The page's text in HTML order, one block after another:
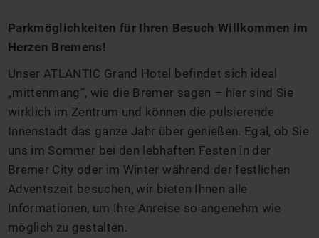
Parkmöglichkeiten für Ihren Besuch Willkommen im
Herzen Bremens!
Unser ATLANTIC Grand Hotel befindet sich ideal
„mittenmang“, wie die Bremer sagen – hier sind Sie
wirklich im Zentrum und können die pulsierende
Innenstadt das ganze Jahr über genießen. Egal, ob Sie
uns im Sommer bei den lebhaften Festen in der
Bremer City oder im Winter während der festlichen
Adventszeit besuchen, wir bieten Ihnen alle
Informationen, um Ihre Anreise so angenehm wie
möglich zu gestalten.